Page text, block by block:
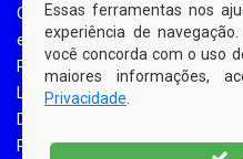
Ouvidoria Eletrônica
e-SIC
Processos de Licitação
Licitações em Andamento
Diário Oficial
Portal do Contribuinte
Essas ferramentas nos
experiência de
você concorda com o uso
maiores informações,
Privacidade